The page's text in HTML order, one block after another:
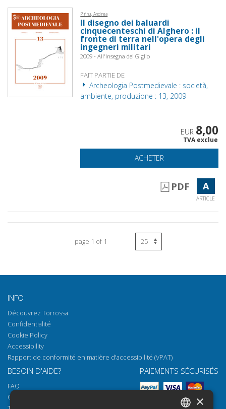
Pirinu, Andrea
Il disegno dei baluardi
cinquecenteschi di Alghero : il
fronte di terra nell'opera degli
ingegneri militari
2009 - All'Insegna del Giglio
FAIT PARTIE DE
Archeologia Postmedievale : società,
ambiente, produzione : 13, 2009
EUR 8,00
TVA exclue
ACHETER
PDF A
ARTICLE
page 1 of 1
INFO
Découvrez Torrossa
Confidentialité
Cookie Policy
Accessibility
Rapport de conformité en matière d'accessibilité (VPAT)
BESOIN D'AIDE?
FAQ
Comment ouvrir nos documents
PAIEMENTS SÉCURISÉS
×